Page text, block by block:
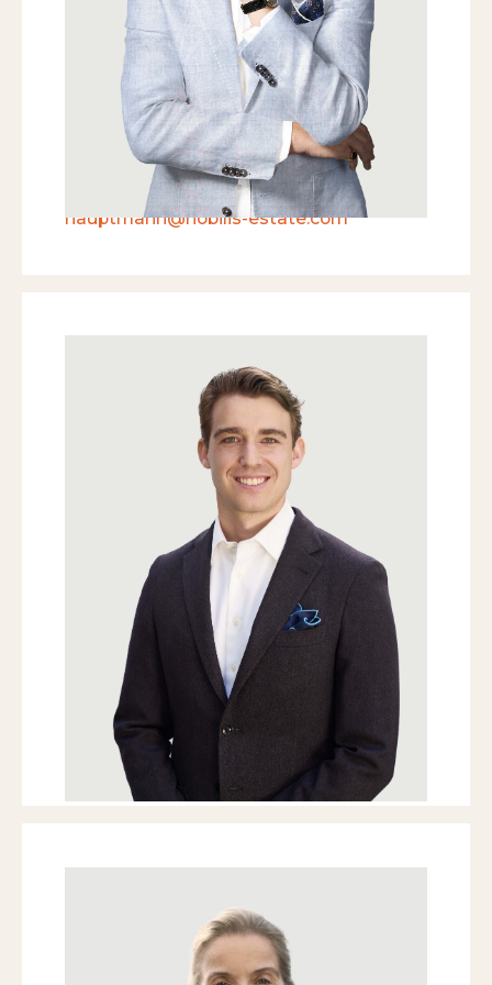
+41 79 419 26 77
+41 81 632 30 20
+41 41 709 00 14
+41 44 266 60 36
hauptmann@nobilis-estate.com
Clà Laurin von Albertini
IMMOBILIENBERATER
Mich fasziniert die Vielfalt der Bauten
und wie sie von unterschiedlichen
Persönlichkeiten entdeckt
und belebt werden.
+41 41 709 00 16
+41 44 266 60 35
vonalbertini@nobilis-estate.com
BUCHHALTUNG / RECHNUNGSWESEN